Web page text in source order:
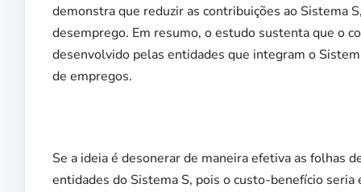
demonstra que reduzir as contribuições ao Sistema
desemprego. Em resumo, o estudo sustenta que o
desenvolvido pelas entidades que integram o
de empregos.
Se a ideia é desonerar de maneira efetiva as folhas
entidades do Sistema S, pois o custo-benefício